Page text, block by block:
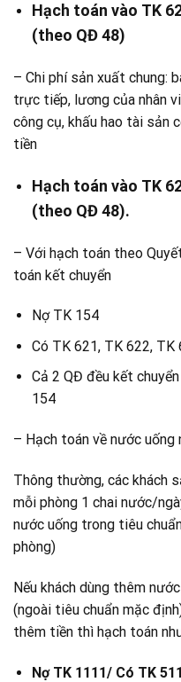
Hạch toán vào TK
(theo QĐ 48)
– Chi phí sản xuất chung:
trực tiếp, lương của nhân
công cụ, khấu hao tài sản
tiền
Hạch toán vào TK
(theo QĐ 48).
– Với hạch toán theo
toán kết chuyển
Nợ TK 154
Có TK 621, TK 622, TK
Cả 2 QĐ đều kết
154
– Hạch toán về nước uống
Thông thường, các khách
mỗi phòng 1 chai nước/
nước uống trong tiêu
phòng)
Nếu khách dùng thêm
(ngoài tiêu chuẩn mặc
thêm tiền thì hạch toán
Nợ TK 1111/ Có TK